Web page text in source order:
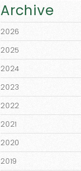
Archive
2026
2025
2024
2023
2022
2021
2020
2019